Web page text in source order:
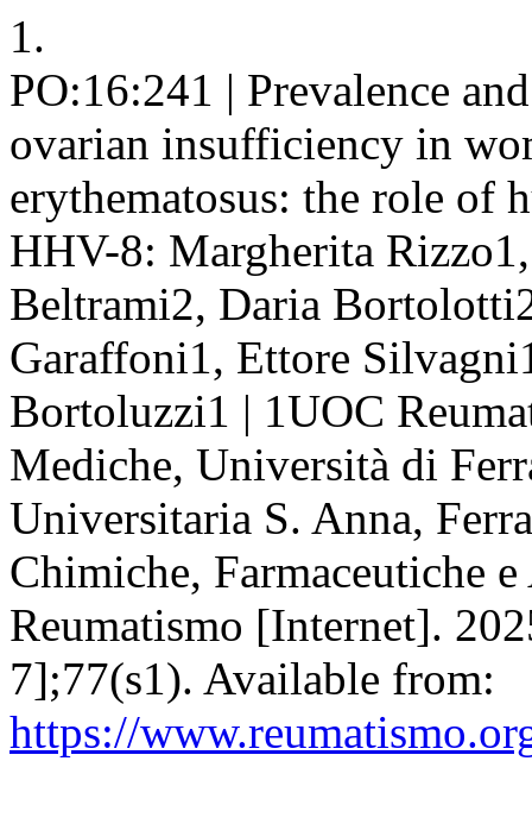
1.
PO:16:241 | Prevalence
ovarian insufficiency in
erythematosus: the role of
HHV-8: Margherita
Beltrami2, Daria
Garaffoni1, Ettore
Bortoluzzi1 | 1UOC
Mediche, Università di
Universitaria S. Anna,
Chimiche, Farmaceutiche
Reumatismo [Internet].
7];77(s1). Available from:
https://